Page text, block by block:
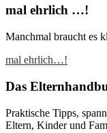
mal ehrlich …!
Manchmal braucht es
mal ehrlich…!
Das
Praktische Tipps,
Eltern, Kinder und